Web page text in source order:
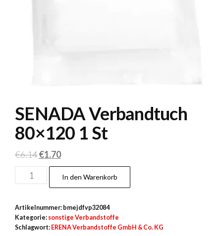
SENADA Verbandtuch
80×120 1 St
€6.14Ursprünglicher
Preis
war:
€1.70Aktueller
Preis
ist:
SENADA
Verbandtuch
1 St
Menge
In den Warenkorb
Artikelnummer: bmejdfvp32084
Kategorie: sonstige Verbandstoffe
Schlagwort: ERENA Verbandstoffe GmbH & Co. KG